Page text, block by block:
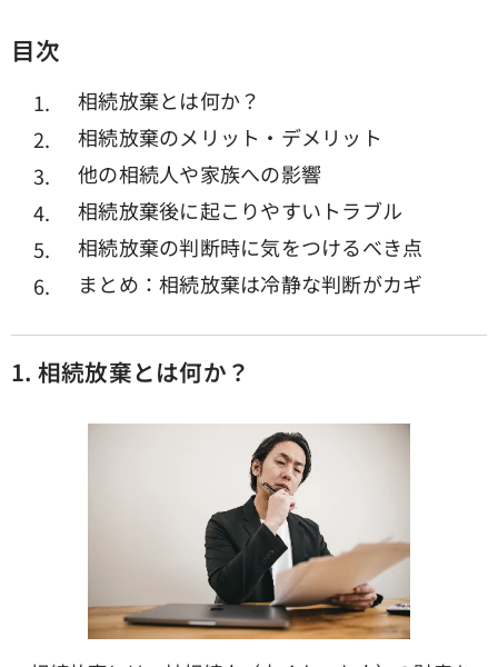
目次
相続放棄とは何か？
相続放棄のメリット・デメリット
他の相続人や家族への影響
相続放棄後に起こりやすいトラブル
相続放棄の判断時に気をつけるべき点
まとめ：相続放棄は冷静な判断がカギ
1. 相続放棄とは何か？